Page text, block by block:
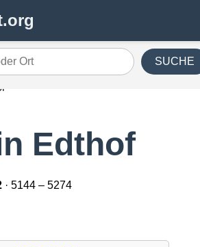
Ort SUCHE
Edthof
· 5144 – 5274